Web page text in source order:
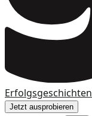
Erfolgsgeschichten
Jetzt ausprobieren